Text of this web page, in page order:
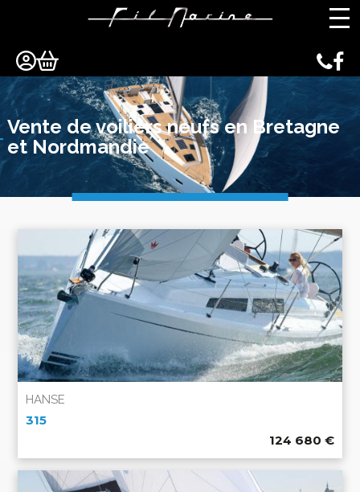
Vente de voiliers neufs en Bretagne
et Nordmandie
HANSE
315
124 680 €
Panneau de gestion des cookies